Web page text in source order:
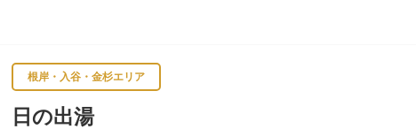
根岸・入谷・金杉エリア
日の出湯